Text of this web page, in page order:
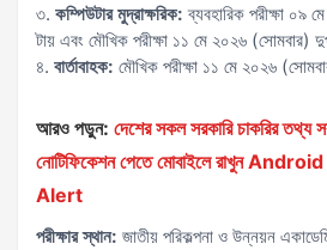
৩. কম্পিউটার মুদ্রাক্ষরিক: ব্যবহারিক পরীক্ষা ০৯
টায় এবং মৌখিক পরীক্ষা ১১ মে ২০২৬ (সোমবার)
৪. বার্তাবাহক: মৌখিক পরীক্ষা ১১ মে ২০২৬
আরও পড়ুন: দেশের সকল সরকারি চাকরির তথ্য
নোটিফিকেশন পেতে মোবাইলে রাখুন
Alert
পরীক্ষার স্থান: জাতীয় পরিকল্পনা ও উন্নয়ন